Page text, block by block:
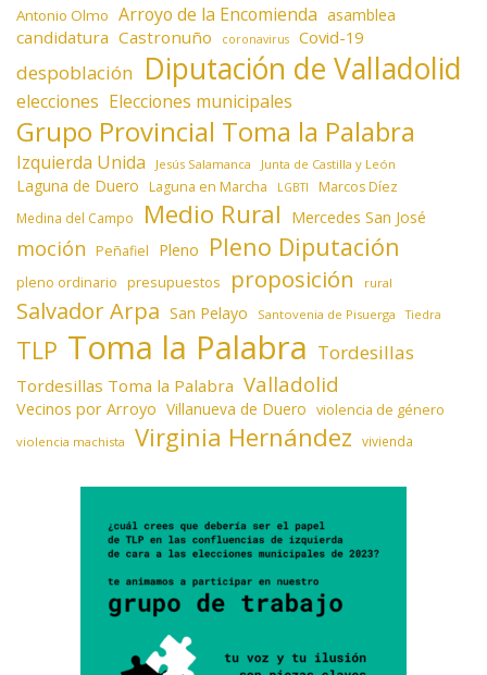
Antonio Olmo Arroyo de la Encomienda asamblea
candidatura Castronuño coronavirus Covid-19
despoblación Diputación de Valladolid
elecciones Elecciones municipales
Grupo Provincial Toma la Palabra
Izquierda Unida Jesús Salamanca Junta de Castilla y León
Laguna de Duero Laguna en Marcha LGBTI Marcos Díez
Medina del Campo Medio Rural Mercedes San José
moción Peñafiel Pleno Pleno Diputación
pleno ordinario presupuestos proposición rural
Salvador Arpa San Pelayo Santovenia de Pisuerga Tiedra
TLP Toma la Palabra Tordesillas
Tordesillas Toma la Palabra Valladolid
Vecinos por Arroyo Villanueva de Duero violencia de género
violencia machista Virginia Hernández vivienda